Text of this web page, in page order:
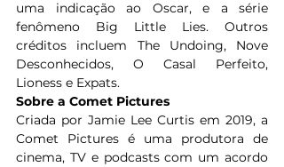
uma indicação ao Oscar, e a série
fenômeno Big Little Lies. Outros
créditos incluem The Undoing, Nove
Desconhecidos, O Casal Perfeito,
Lioness e Expats.
Sobre a Comet Pictures
Criada por Jamie Lee Curtis em 2019, a
Comet Pictures é uma produtora de
cinema, TV e podcasts com um acordo